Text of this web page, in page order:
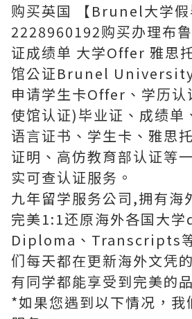
购买英国 【Brunel大学假
2228960192购买办理布
证成绩单 大学Offer 雅思
馆公证Brunel
申请学生卡Offer、学历认
使馆认证)毕业证、成绩单
语言证书、学生卡、雅思
证明、高仿教育部认证等
实可查认证服务。
九年留学服务公司,拥有海
完美1:1还原海外各国大学
Diploma、Transcripts
们每天都在更新海外文凭
有同学都能享受到完美的
*如果您遇到以下情况，我